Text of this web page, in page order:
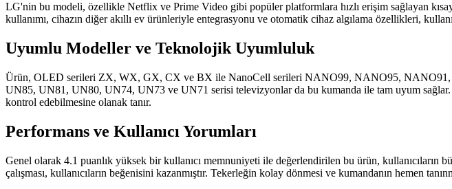
LG'nin bu modeli, özellikle Netflix ve Prime Video gibi popüler platformlara hızlı erişim sağlayan
kullanımı, cihazın diğer akıllı ev ürünleriyle entegrasyonu ve otomatik cihaz algılama özellikleri,
Uyumlu Modeller ve Teknolojik Uyumluluk
Ürün, OLED serileri ZX, WX, GX, CX ve BX ile NanoCell serileri NANO99, NANO95,
UN85, UN81, UN80, UN74, UN73 ve UN71 serisi televizyonlar da bu kumanda ile tam uyum sağlar.
kontrol edebilmesine olanak tanır.
Performans ve Kullanıcı Yorumları
Genel olarak 4.1 puanlık yüksek bir kullanıcı memnuniyeti ile değerlendirilen bu ürün,
çalışması, kullanıcıların beğenisini kazanmıştır. Tekerleğin kolay dönmesi ve kumandanın hemen